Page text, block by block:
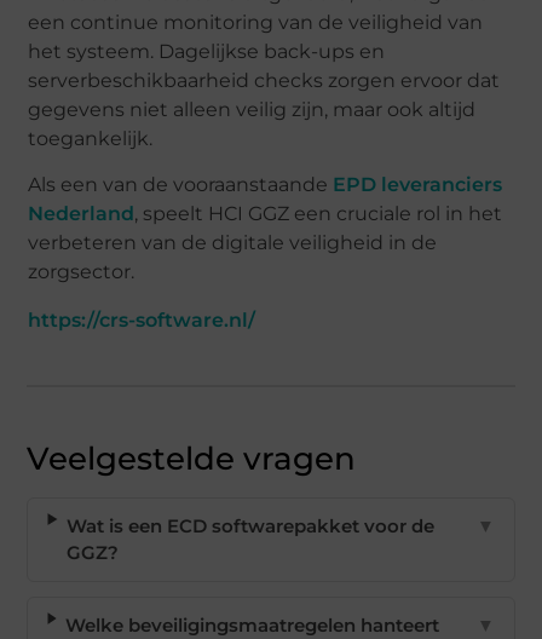
een continue monitoring van de veiligheid van
het systeem. Dagelijkse back-ups en
serverbeschikbaarheid checks zorgen ervoor dat
gegevens niet alleen veilig zijn, maar ook altijd
toegankelijk.
Als een van de vooraanstaande EPD leveranciers
Nederland , speelt HCI GGZ een cruciale rol in het
verbeteren van de digitale veiligheid in de
zorgsector.
https://crs-software.nl/
Veelgestelde vragen
Wat is een ECD softwarepakket voor de
GGZ?
▼
Welke beveiligingsmaatregelen hanteert
▼